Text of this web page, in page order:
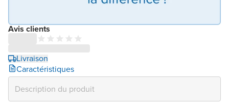
Avis clients
Livraison
Caractéristiques